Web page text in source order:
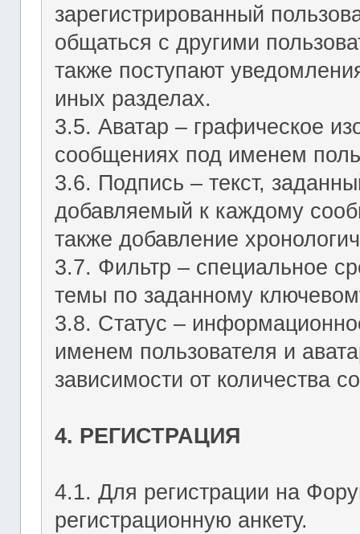
зарегистрированный
общаться с другими
также поступают
иных разделах.
3.5. Аватар – графическое
сообщениях под именем
3.6. Подпись – текст,
добавляемый к каждому
также добавление
3.7. Фильтр – специальное
темы по заданному
3.8. Статус –
именем пользователя и
зависимости от количества
4. РЕГИСТРАЦИЯ
4.1. Для регистрации на
регистрационную анкету.